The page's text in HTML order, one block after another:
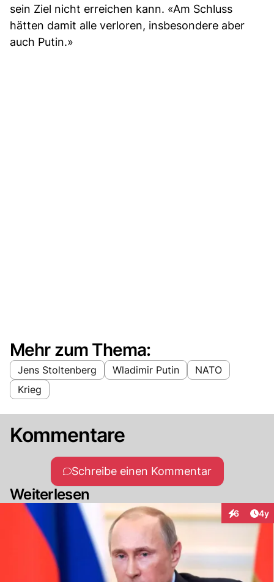
sein Ziel nicht erreichen kann. «Am Schluss
hätten damit alle verloren, insbesondere aber
auch Putin.»
Mehr zum Thema:
Jens Stoltenberg Wladimir Putin
NATO
Krieg
Kommentare
Schreibe einen Kommentar
Weiterlesen
6 4y